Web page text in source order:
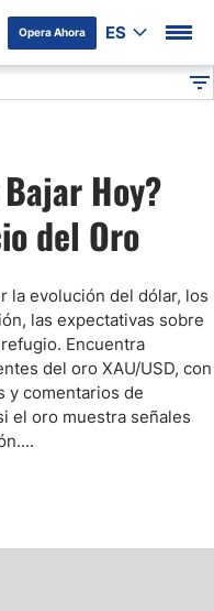
Opera Ahora ES
Hoy?
del Oro
la evolución del dólar, los
las expectativas sobre
Encuentra
del oro XAU/USD, con
y comentarios de
el oro muestra señales
...